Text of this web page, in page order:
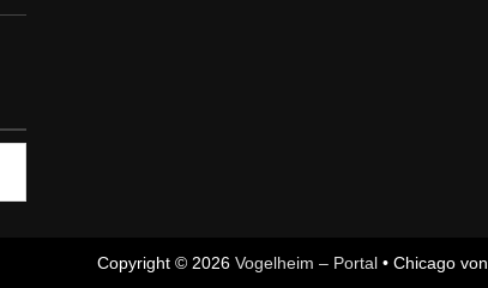
Copyright © 2026 Vogelheim – Portal• Chicago von